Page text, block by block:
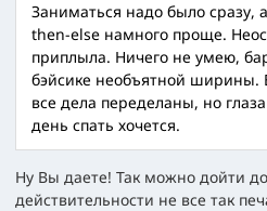
Заниматься надо было сразу,
then-else намного проще.
приплыла. Ничего не умею,
бэйсике необъятной ширины.
все дела переделаны, но
день спать хочется.
Ну Вы даете! Так можно дойти
действительности не все так